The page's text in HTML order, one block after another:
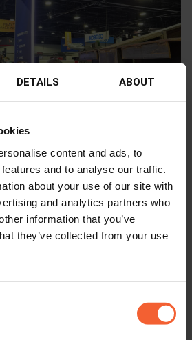
DETAILS ABOUT
content and ads, to
and to analyse our traffic.
about your use of our site with
and analytics partners who
information that you’ve
they’ve collected from your use